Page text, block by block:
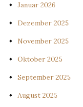
Januar 2026
Dezember 2025
November 2025
Oktober 2025
September 2025
August 2025